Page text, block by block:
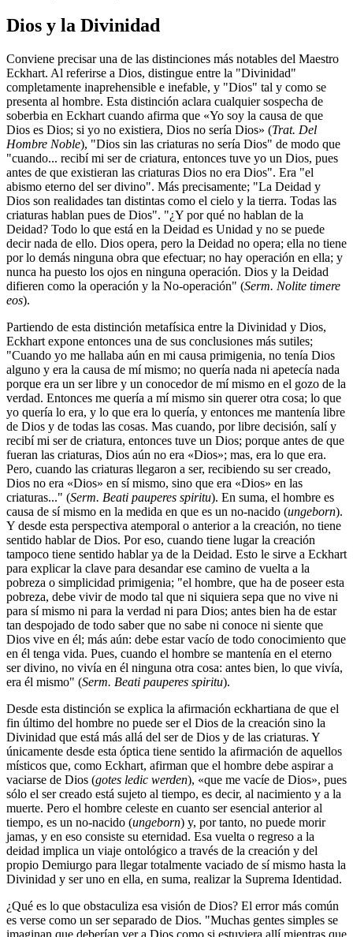
Dios y la Divinidad
Conviene precisar una de las distinciones más notables del Maestro
Eckhart. Al referirse a Dios, distingue entre la "Divinidad"
completamente inaprehensible e inefable, y "Dios" tal y como se
presenta al hombre. Esta distinción aclara cualquier sospecha de
soberbia en Eckhart cuando afirma que «Yo soy la causa de que
Dios es Dios; si yo no existiera, Dios no sería Dios» (Trat. Del
Hombre Noble), "Dios sin las criaturas no sería Dios" de modo que
"cuando... recibí mi ser de criatura, entonces tuve yo un Dios, pues
antes de que existieran las criaturas Dios no era Dios". Era "el
abismo eterno del ser divino". Más precisamente; "La Deidad y
Dios son realidades tan distintas como el cielo y la tierra. Todas las
criaturas hablan pues de Dios". "¿Y por qué no hablan de la
Deidad? Todo lo que está en la Deidad es Unidad y no se puede
decir nada de ello. Dios opera, pero la Deidad no opera; ella no tiene
por lo demás ninguna obra que efectuar; no hay operación en ella; y
nunca ha puesto los ojos en ninguna operación. Dios y la Deidad
difieren como la operación y la No-operación" (Serm. Nolite timere
eos).
Partiendo de esta distinción metafísica entre la Divinidad y Dios,
Eckhart expone entonces una de sus conclusiones más sutiles;
"Cuando yo me hallaba aún en mi causa primigenia, no tenía Dios
alguno y era la causa de mí mismo; no quería nada ni apetecía nada
porque era un ser libre y un conocedor de mí mismo en el gozo de la
verdad. Entonces me quería a mí mismo sin querer otra cosa; lo que
yo quería lo era, y lo que era lo quería, y entonces me mantenía libre
de Dios y de todas las cosas. Mas cuando, por libre decisión, salí y
recibí mi ser de criatura, entonces tuve un Dios; porque antes de que
fueran las criaturas, Dios aún no era «Dios»; mas, era lo que era.
Pero, cuando las criaturas llegaron a ser, recibiendo su ser creado,
Dios no era «Dios» en sí mismo, sino que era «Dios» en las
criaturas..." (Serm. Beati pauperes spiritu). En suma, el hombre es
causa de sí mismo en la medida en que es un no-nacido (ungeborn).
Y desde esta perspectiva atemporal o anterior a la creación, no tiene
sentido hablar de Dios. Por eso, cuando tiene lugar la creación
tampoco tiene sentido hablar ya de la Deidad. Esto le sirve a Eckhart
para explicar la clave para desandar ese camino de vuelta a la
pobreza o simplicidad primigenia; "el hombre, que ha de poseer esta
pobreza, debe vivir de modo tal que ni siquiera sepa que no vive ni
para sí mismo ni para la verdad ni para Dios; antes bien ha de estar
tan despojado de todo saber que no sabe ni conoce ni siente que
Dios vive en él; más aún: debe estar vacío de todo conocimiento que
en él tenga vida. Pues, cuando el hombre se mantenía en el eterno
ser divino, no vivía en él ninguna otra cosa: antes bien, lo que vivía,
era él mismo" (Serm. Beati pauperes spiritu).
Desde esta distinción se explica la afirmación eckhartiana de que el
fin último del hombre no puede ser el Dios de la creación sino la
Divinidad que está más allá del ser de Dios y de las criaturas. Y
únicamente desde esta óptica tiene sentido la afirmación de aquellos
místicos que, como Eckhart, afirman que el hombre debe aspirar a
vaciarse de Dios (gotes ledic werden), «que me vacíe de Dios», pues
sólo el ser creado está sujeto al tiempo, es decir, al nacimiento y a la
muerte. Pero el hombre celeste en cuanto ser esencial anterior al
tiempo, es un no-nacido (ungeborn) y, por tanto, no puede morir
jamas, y en eso consiste su eternidad. Esa vuelta o regreso a la
deidad implica un viaje ontológico a través de la creación y del
propio Demiurgo para llegar totalmente vaciado de sí mismo hasta la
Divinidad y ser uno en ella, en suma, realizar la Suprema Identidad.
¿Qué es lo que obstaculiza esa visión de Dios? El error más común
es verse como un ser separado de Dios. "Muchas gentes simples se